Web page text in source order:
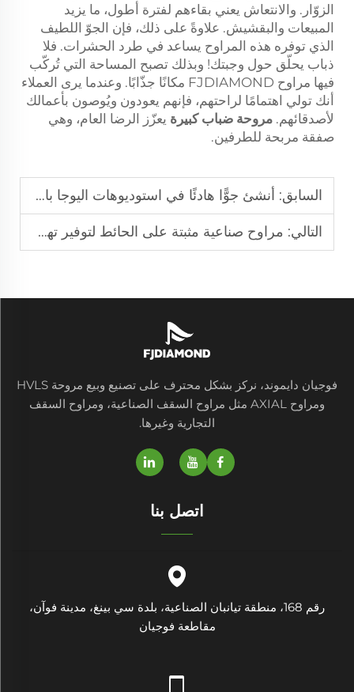
الزوّار. والانتعاش يعني بقاءهم لفترة أطول، ما يزيد
المبيعات والبقشيش. علاوةً على ذلك، فإن الجوّ اللطيف
الذي توفره هذه المراوح يساعد في طرد الحشرات. فلا
ذباب يحلّق حول وجبتك! وبذلك تصبح المساحة التي تُركّب
فيها مراوح FJDIAMOND مكانًا جذّابًا. وعندما يرى العملاء
أنك تولي اهتمامًا لراحتهم، فإنهم يعودون ويُوصون بأعمالك
لأصدقائهم. مروحة ضباب كبيرة يعزّز الرضا العام، وهي
صفقة مربحة للطرفين.
السابق: أنشئ جوًّا هادئًا في استوديوهات اليوجا باستخدام مراوح ذات دوران منخفض (RPM) وقطر كبير
التالي: مراوح صناعية مثبتة على الحائط لتوفير تهوية مستهدفة في المصانع
فوجيان دايموند، نركز بشكل محترف على تصنيع وبيع مروحة HVLS
ومراوح AXIAL مثل مراوح السقف الصناعية، ومراوح السقف
التجارية وغيرها.
اتصل بنا
رقم 168، منطقة تيانبان الصناعية، بلدة سي بينغ، مدينة فوآن،
مقاطعة فوجيان